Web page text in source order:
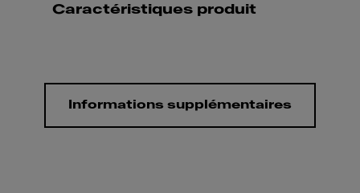
Caractéristiques produit
Informations supplémentaires